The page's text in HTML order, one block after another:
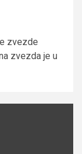
zvezde
zvezda je u